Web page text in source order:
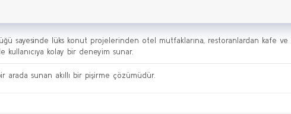
sayesinde lüks konut projelerinden otel mutfaklarına, restoranlardan kafe
kullanıcıya kolay bir deneyim sunar.
sunan akıllı bir pişirme çözümüdür.